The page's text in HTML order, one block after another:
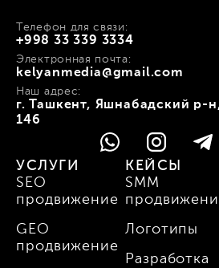
+998 33 339 3334
Телефон для связи:
kelyanmedia@gmail.com
Электронная почта:
г. Ташкент, Яшнабадский р-
146
Наш адрес:
УСЛУГИ
SEO
продвижение
GEO
продвижение
КЕЙСЫ
SMM
Логотипы
Разработка